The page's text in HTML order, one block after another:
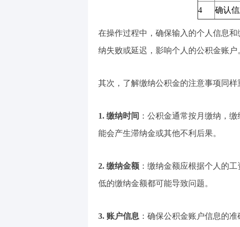
4 确认
在操作过程中，确保输入的个人信息
纳失败或延迟，影响个人的公积金账户
其次，了解缴纳公积金的注意事项同样
1. 缴纳时间 ：公积金通常按月缴纳，
能会产生滞纳金或其他不利后果。
2. 缴纳金额 ：缴纳金额应根据个人的
低的缴纳金额都可能导致问题。
3. 账户信息 ：确保公积金账户信息的